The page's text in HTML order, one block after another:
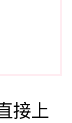
接上